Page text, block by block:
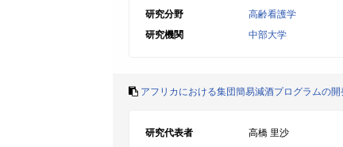
研究分野
高齢看護学
研究機関
中部大学
アフリカにおける集団簡易減酒プログラムの
研究代表者
高橋 里沙